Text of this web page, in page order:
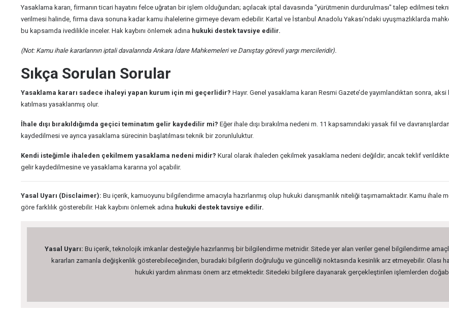
Yasaklama kararı, firmanın ticari hayatını felce uğratan bir işlem olduğundan; açılacak iptal davasında "yürütmenin durdurulması" talep edilmesi
verilmesi halinde, firma dava sonuna kadar kamu ihalelerine girmeye devam edebilir. Kartal ve İstanbul Anadolu Yakası'ndaki uyuşmazlıklarda
bu kapsamda ivedilikle inceler. Hak kaybını önlemek adına hukuki destek tavsiye edilir.
(Not: Kamu ihale kararlarının iptali davalarında Ankara İdare Mahkemeleri ve Danıştay görevli yargı mercileridir).
Sıkça Sorulan Sorular
Yasaklama kararı sadece ihaleyi yapan kurum için mi geçerlidir? Hayır. Genel yasaklama kararı Resmi Gazete’de yayımlandıktan sonra,
katılması yasaklanmış olur.
İhale dışı bırakıldığımda geçici teminatım gelir kaydedilir mi? Eğer ihale dışı bırakılma nedeni m. 11 kapsamındaki yasak fiil ve
kaydedilmesi ve ayrıca yasaklama sürecinin başlatılması teknik bir zorunluluktur.
Kendi isteğimle ihaleden çekilmem yasaklama nedeni midir? Kural olarak ihaleden çekilmek yasaklama nedeni değildir; ancak teklif
gelir kaydedilmesine ve yasaklama kararına yol açabilir.
Yasal Uyarı (Disclaimer): Bu içerik, kamuoyunu bilgilendirme amacıyla hazırlanmış olup hukuki danışmanlık niteliği taşımamaktadır. Kamu
göre farklılık gösterebilir. Hak kaybını önlemek adına hukuki destek tavsiye edilir.
Yasal Uyarı: Bu içerik, teknolojik imkanlar desteğiyle hazırlanmış bir bilgilendirme metnidir. Sitede yer alan veriler genel bilgilendirme
kararları zamanla değişkenlik gösterebileceğinden, buradaki bilgilerin doğruluğu ve güncelliği noktasında kesinlik arz etmeyebilir. Olası
hukuki yardım alınması önem arz etmektedir. Sitedeki bilgilere dayanarak gerçekleştirilen işlemlerden